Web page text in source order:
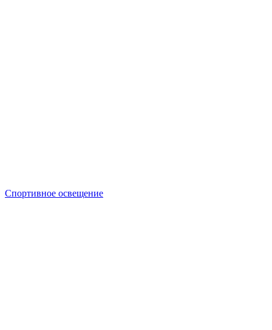
Спортивное освещение